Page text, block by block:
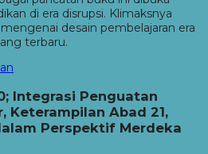
di era disrupsi. Klimaksnya
desain pembelajaran era
terbaru.
Integrasi Penguatan
Keterampilan Abad 21,
Perspektif Merdeka